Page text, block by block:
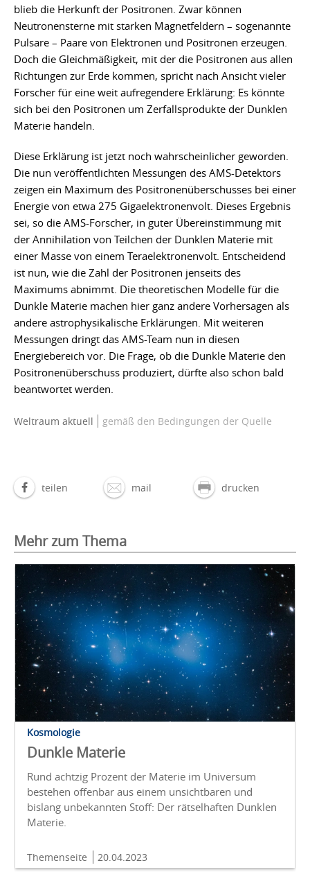
blieb die Herkunft der Positronen. Zwar können
Neutronensterne mit starken Magnetfeldern – sogenannte
Pulsare – Paare von Elektronen und Positronen erzeugen.
Doch die Gleichmäßigkeit, mit der die Positronen aus allen
Richtungen zur Erde kommen, spricht nach Ansicht vieler
Forscher für eine weit aufregendere Erklärung: Es könnte
sich bei den Positronen um Zerfallsprodukte der Dunklen
Materie handeln.
Diese Erklärung ist jetzt noch wahrscheinlicher geworden.
Die nun veröffentlichten Messungen des AMS-Detektors
zeigen ein Maximum des Positronenüberschusses bei einer
Energie von etwa 275 Gigaelektronenvolt. Dieses Ergebnis
sei, so die AMS-Forscher, in guter Übereinstimmung mit
der Annihilation von Teilchen der Dunklen Materie mit
einer Masse von einem Teraelektronenvolt. Entscheidend
ist nun, wie die Zahl der Positronen jenseits des
Maximums abnimmt. Die theoretischen Modelle für die
Dunkle Materie machen hier ganz andere Vorhersagen als
andere astrophysikalische Erklärungen. Mit weiteren
Messungen dringt das AMS-Team nun in diesen
Energiebereich vor. Die Frage, ob die Dunkle Materie den
Positronenüberschuss produziert, dürfte also schon bald
beantwortet werden.
Weltraum aktuell gemäß den Bedingungen der Quelle
teilen mail drucken
Mehr zum Thema
Kosmologie
Dunkle Materie
Rund achtzig Prozent der Materie im Universum
bestehen offenbar aus einem unsichtbaren und
bislang unbekannten Stoff: Der rätselhaften Dunklen
Materie.
Themenseite 20.04.2023